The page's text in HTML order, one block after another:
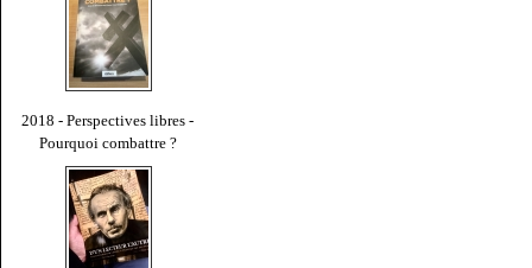
2018 - Perspectives libres -
Pourquoi combattre ?